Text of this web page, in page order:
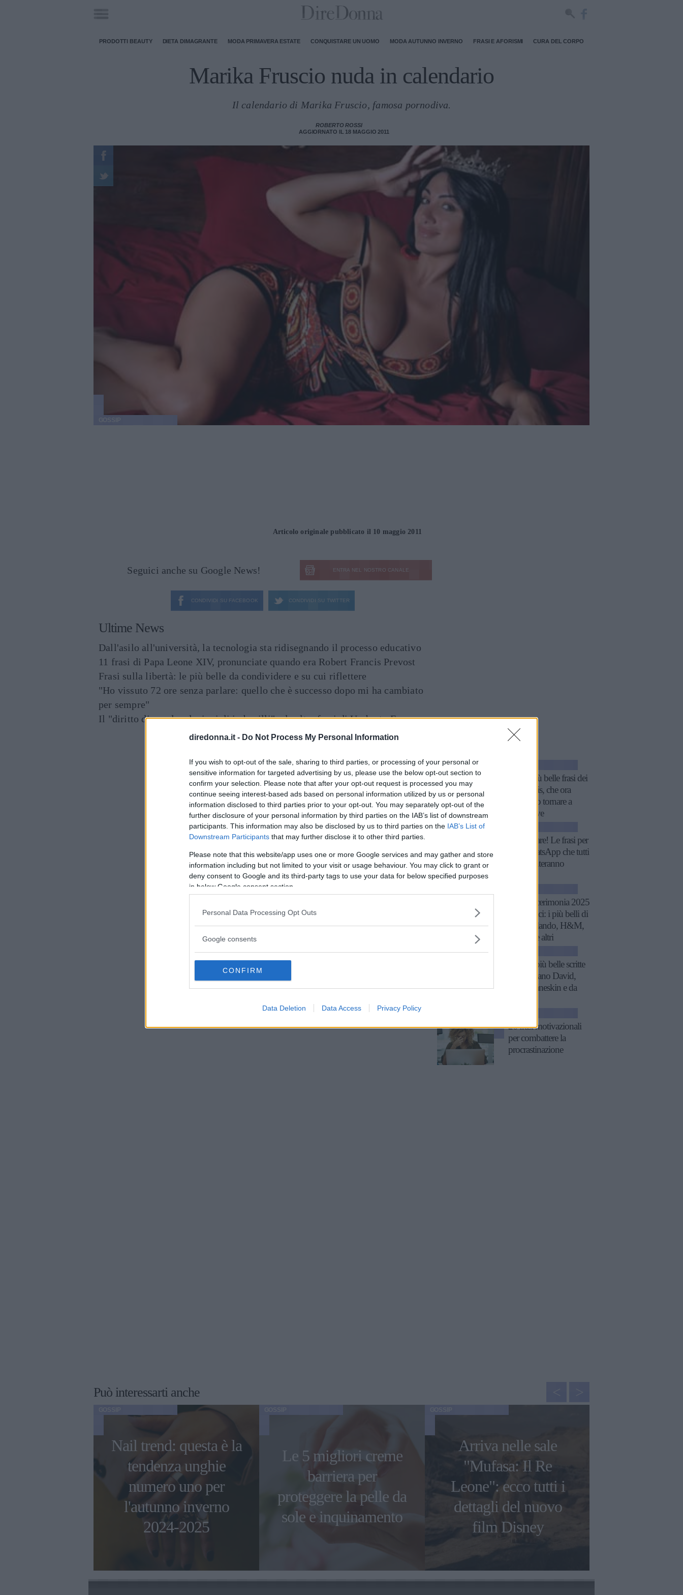
diredonna.it - Do Not Process My Personal Information
If you wish to opt-out of the sale, sharing to third parties, or processing of your personal or
sensitive information for targeted advertising by us, please use the below opt-out section to
confirm your selection. Please note that after your opt-out request is processed you may
continue seeing interest-based ads based on personal information utilized by us or personal
information disclosed to third parties prior to your opt-out. You may separately opt-out of the
further disclosure of your personal information by third parties on the IAB’s list of downstream
participants. This information may also be disclosed by us to third parties on the IAB’s List of
Downstream Participants that may further disclose it to other third parties.
Please note that this website/app uses one or more Google services and may gather and store
information including but not limited to your visit or usage behaviour. You may click to grant or
deny consent to Google and its third-party tags to use your data for below specified purposes
in below Google consent section.
Personal Data Processing Opt Outs
Google consents
CONFIRM
Data Deletion Data Access Privacy Policy
PRODOTTI BEAUTY DIETA DIMAGRANTE MODA PRIMAVERA ESTATE CONQUISTARE UN UOMO MODA AUTUNNO INVERNO FRASI E AFORISMI CURA DEL CORPO
Marika Fruscio nuda in calendario
Il calendario di Marika Fruscio, famosa pornodiva.
ROBERTO ROSSI
AGGIORNATO IL 18 MAGGIO 2011
Articolo originale pubblicato il 10 maggio 2011
Seguici anche su Google News! ENTRA NEL NOSTRO CANALE
CONDIVIDI SU FACEBOOK CONDIVIDI SU TWITTER
Ultime News
Dall'asilo all'università, la tecnologia sta ridisegnando il processo educativo
11 frasi di Papa Leone XIV, pronunciate quando era Robert Francis Prevost
Frasi sulla libertà: le più belle da condividere e su cui riflettere
"Ho vissuto 72 ore senza parlare: quello che è successo dopo mi ha cambiato
per sempre"
Il "diritto di parola a legioni di imbecilli" e le altre frasi di Umberto Eco
Le 10 più belle frasi dei
The Oasis, che ora
possiamo tornare a
sentire live
Fatti notare! Le frasi per
stati WhatsApp che tutti
commenteranno
Tailleur cerimonia 2025
economici: i più belli di
Zara, Zalando, H&M,
Mango e altri
Le frasi più belle scritte
da Damiano David,
con i Måneskin e da
26 frasi motivazionali
per combattere la
procrastinazione
Può interessarti anche
Nail trend: questa è la
tendenza unghie
numero uno per
l'autunno inverno
2024-2025
Le 5 migliori creme
barriera per
proteggere la pelle da
sole e inquinamento
Arriva nelle sale
"Mufasa: Il Re
Leone": ecco tutti i
dettagli del nuovo
film Disney